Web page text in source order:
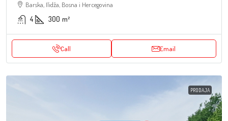
Barska, Ilidža, Bosna i Hercegovina
4 300 m²
Call Email
PRODAJA